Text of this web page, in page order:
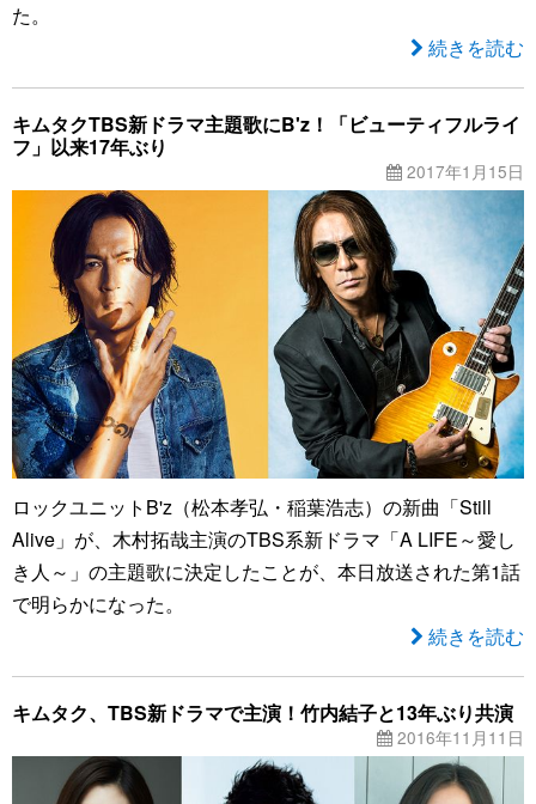
た。
続きを読む
キムタクTBS新ドラマ主題歌にB'z！「ビューティフルライ
フ」以来17年ぶり
2017年1月15日
ロックユニットB'z（松本孝弘・稲葉浩志）の新曲「Still
Alive」が、木村拓哉主演のTBS系新ドラマ「A LIFE～愛し
き人～」の主題歌に決定したことが、本日放送された第1話
で明らかになった。
続きを読む
キムタク、TBS新ドラマで主演！竹内結子と13年ぶり共演
2016年11月11日